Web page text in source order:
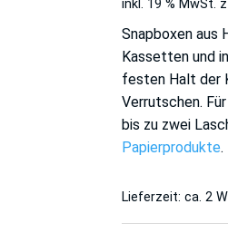
inkl. 19 % MwSt.
Snapboxen aus
Kassetten und
festen Halt der
Verrutschen.
bis zu zwei
Papierprodukte.
Lieferzeit:ca. 2